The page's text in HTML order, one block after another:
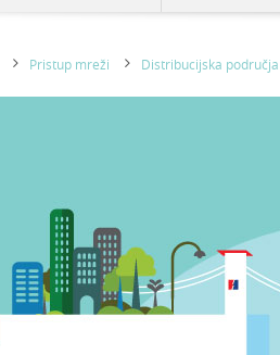
Pristup mreži Distribucijska područja